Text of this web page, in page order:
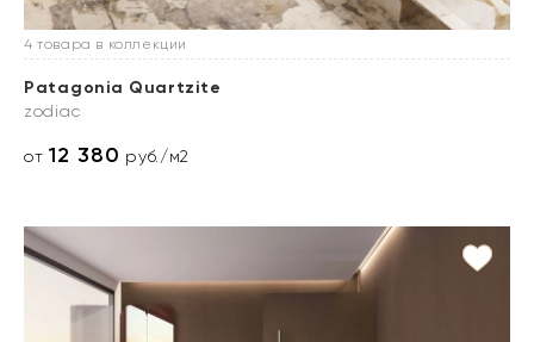
4 товара в коллекции
Patagonia Quartzite
zodiac
от12 380 руб./м2